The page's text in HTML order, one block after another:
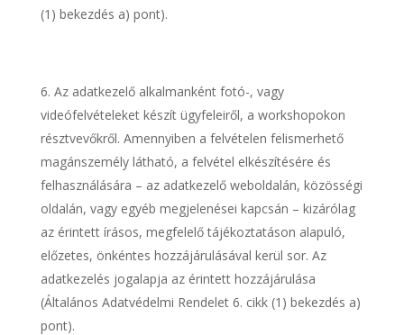
(1) bekezdés a) pont).
Az adatkezelő alkalmanként fotó-, vagy
videófelvételeket készít ügyfeleiről, a workshopokon
résztvevőkről. Amennyiben a felvételen felismerhető
magánszemély látható, a felvétel elkészítésére és
felhasználására – az adatkezelő weboldalán, közösségi
oldalán, vagy egyéb megjelenései kapcsán – kizárólag
az érintett írásos, megfelelő tájékoztatáson alapuló,
előzetes, önkéntes hozzájárulásával kerül sor. Az
adatkezelés jogalapja az érintett hozzájárulása
(Általános Adatvédelmi Rendelet 6. cikk (1) bekezdés a)
pont).